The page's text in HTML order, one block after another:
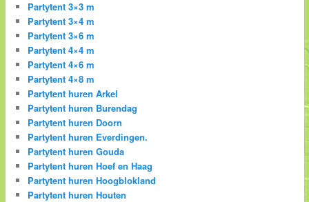
Partytent 3×3 m
Partytent 3×4 m
Partytent 3×6 m
Partytent 4×4 m
Partytent 4×6 m
Partytent 4×8 m
Partytent huren Arkel
Partytent huren Burendag
Partytent huren Doorn
Partytent huren Everdingen.
Partytent huren Gouda
Partytent huren Hoef en Haag
Partytent huren Hoogblokland
Partytent huren Houten